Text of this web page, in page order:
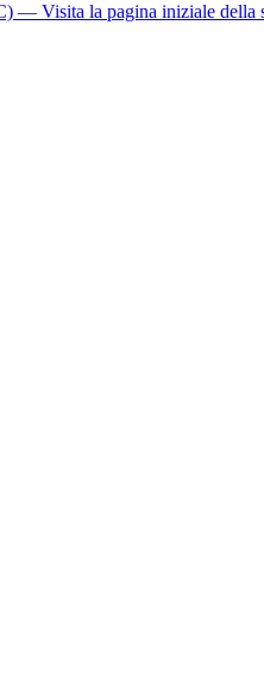
— Visita la pagina iniziale della